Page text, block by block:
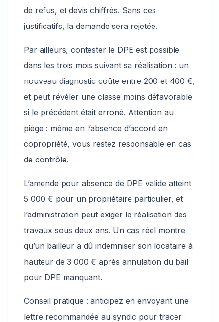
de refus, et devis chiffrés. Sans ces
justificatifs, la demande sera rejetée.
Par ailleurs, contester le DPE est possible
dans les trois mois suivant sa réalisation : un
nouveau diagnostic coûte entre 200 et 400 €,
et peut révéler une classe moins défavorable
si le précédent était erroné. Attention au
piège : même en l’absence d’accord en
copropriété, vous restez responsable en cas
de contrôle.
L’amende pour absence de DPE valide atteint
5 000 € pour un propriétaire particulier, et
l’administration peut exiger la réalisation des
travaux sous deux ans. Un cas réel montre
qu’un bailleur a dû indemniser son locataire à
hauteur de 3 000 € après annulation du bail
pour DPE manquant.
Conseil pratique : anticipez en envoyant une
lettre recommandée au syndic pour tracer